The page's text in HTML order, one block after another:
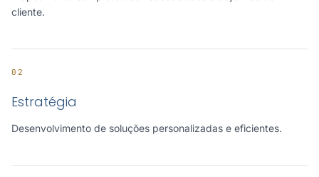
cliente.
02
Estratégia
Desenvolvimento de soluções personalizadas e eficientes.